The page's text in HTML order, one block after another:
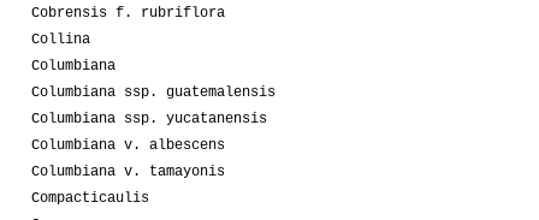
Cobrensis f. rubriflora
Collina
Columbiana
Columbiana ssp. guatemalensis
Columbiana ssp. yucatanensis
Columbiana v. albescens
Columbiana v. tamayonis
Compacticaulis